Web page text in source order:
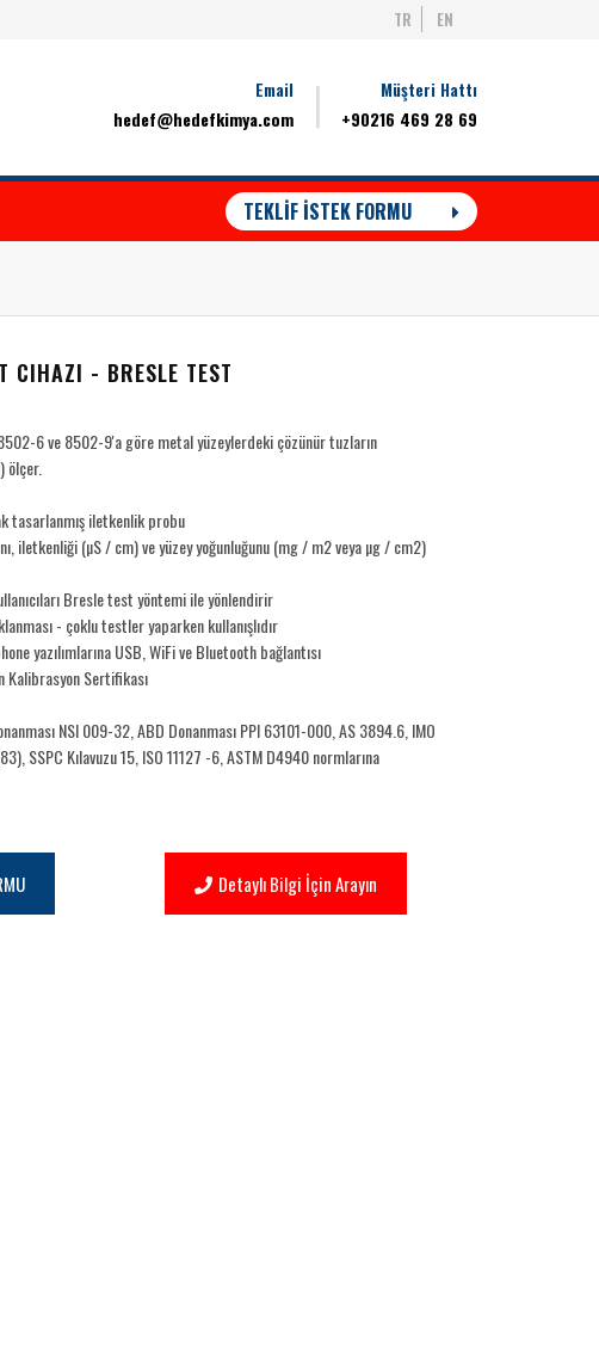
TR EN
Müşteri Hattı
+90216 469 28 69
Email
hedef@hedefkimya.com
TEKLİF İSTEK FORMU
CIHAZI - BRESLE TEST
6 ve 8502-9'a göre metal yüzeylerdeki çözünür tuzların
ölçer.
tasarlanmış iletkenlik probu
iletkenliği (µS / cm) ve yüzey yoğunluğunu (mg / m2 veya µg / cm2)
Bresle test yöntemi ile yönlendirir
- çoklu testler yaparken kullanışlıdır
yazılımlarına USB, WiFi ve Bluetooth bağlantısı
Kalibrasyon Sertifikası
NSI 009-32, ABD Donanması PPI 63101-000, AS 3894.6, IMO
SSPC Kılavuzu 15, ISO 11127 -6, ASTM D4940 normlarına
Detaylı Bilgi İçin Arayın